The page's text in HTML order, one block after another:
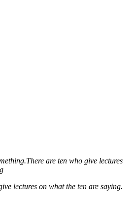
are ten who give lectures
lectures on what the ten are saying.